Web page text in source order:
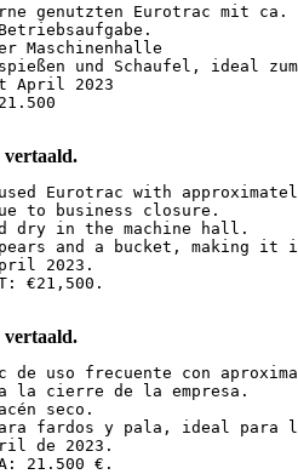
genutzten Eurotrac mit ca.
Maschinenhalle
und Schaufel, ideal
April 2023
vertaald.
Eurotrac with
to business closure.
dry in the machine hall.
and a bucket, making
2023.
€21,500.
vertaald.
de uso frecuente con
a la cierre de la empresa.
seco.
para fardos y pala, ideal
de 2023.
21.500 €.